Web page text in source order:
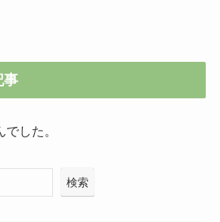
事
した。
検索